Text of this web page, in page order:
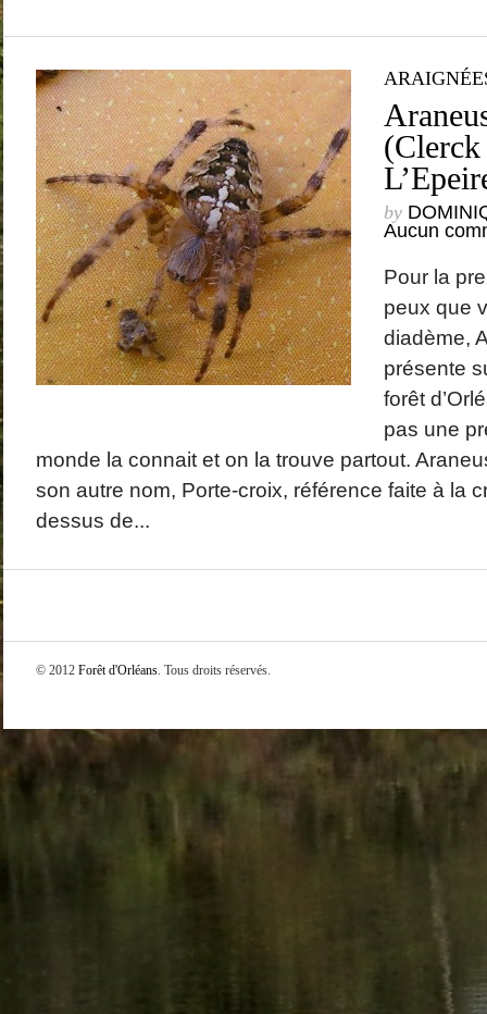
by
Aucun
Pour la
peux que
diadème,
présente
forêt
pas une
monde la connait et on la trouve partout.
son autre nom, Porte-croix, référence faite à la
dessus de...
© 2012 Forêt d'Orléans. Tous droits réservés.